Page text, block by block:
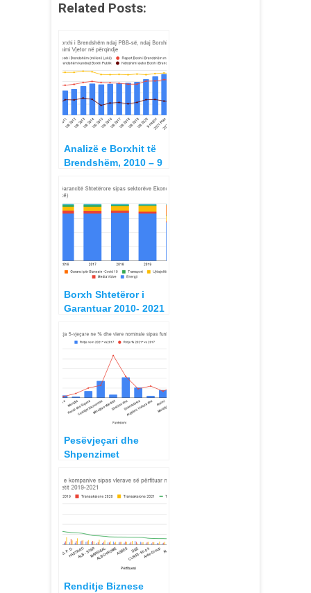
Related Posts:
Analizë e Borxhit të
Brendshëm, 2010 – 9
Borxh Shtetëror i
Garantuar 2010- 2021
Pesëvjeçari dhe
Shpenzimet
Funksioneve 2017-
2021
Renditje Biznese